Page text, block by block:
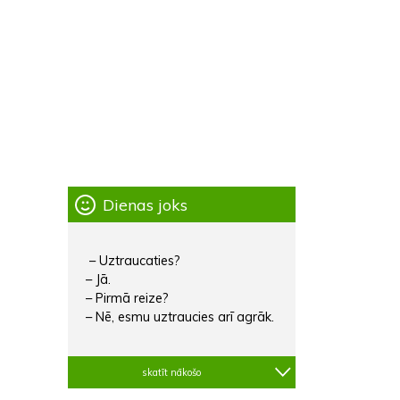
Dienas joks
– Uztraucaties?
– Jā.
– Pirmā reize?
– Nē, esmu uztraucies arī agrāk.
skatīt nākošo